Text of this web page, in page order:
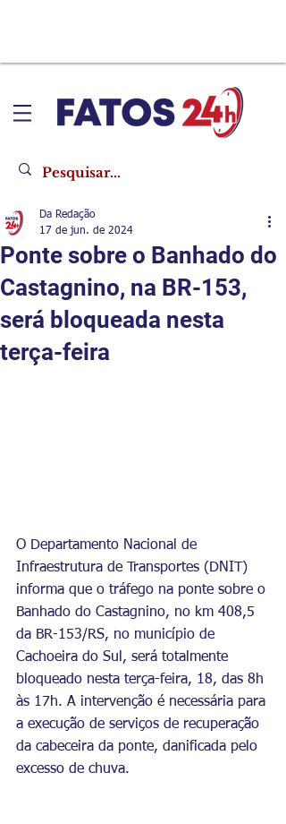
Ponte sobre o Banhado do
Castagnino, na BR-153,
será bloqueada nesta
terça-feira
Da Redação
17 de jun. de 2024
O Departamento Nacional de
Infraestrutura de Transportes (DNIT)
informa que o tráfego na ponte sobre o
Banhado do Castagnino, no km 408,5
da BR-153/RS, no município de
Cachoeira do Sul, será totalmente
bloqueado nesta terça-feira, 18, das 8h
às 17h. A intervenção é necessária para
a execução de serviços de recuperação
da cabeceira da ponte, danificada pelo
excesso de chuva.